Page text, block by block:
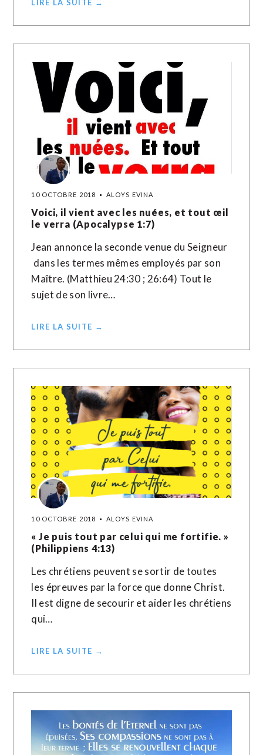
LIRE LA SUITE →
10 OCTOBRE 2018 ALOYS EVINA
Voici, il vient avec les nuées, et tout œil
le verra (Apocalypse 1:7)
Jean annonce la seconde venue du Seigneur
dans les termes mêmes employés par son
Maître. (Matthieu 24:30 ; 26:64) Tout le
sujet de son livre…
LIRE LA SUITE →
10 OCTOBRE 2018 ALOYS EVINA
« Je puis tout par celui qui me fortifie. »
(Philippiens 4:13)
Les chrétiens peuvent se sortir de toutes
les épreuves par la force que donne Christ.
Il est digne de secourir et aider les chrétiens
qui…
LIRE LA SUITE →